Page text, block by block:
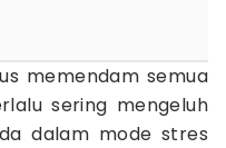
memendam semua
sering mengeluh
dalam mode stres